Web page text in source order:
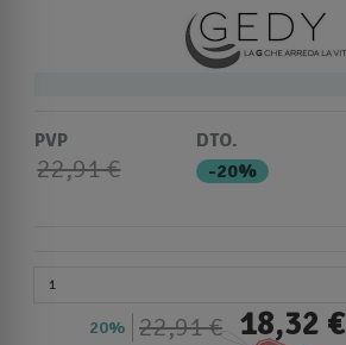
PVP
22,91 €
DTO.
-20%
20% 22,91 € 18,32 €